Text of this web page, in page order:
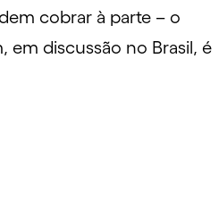
cobrar à parte – o
em discussão no Brasil, é